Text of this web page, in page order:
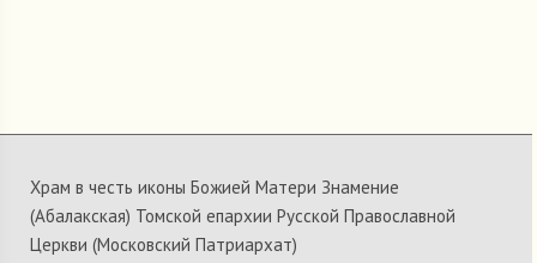
Храм в честь иконы Божией Матери Знамение
(Абалакская) Томской епархии Русской Православной
Церкви (Московский Патриархат)